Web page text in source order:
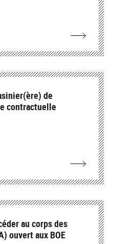
de
contractuelle
au corps des
ouvert aux BOE